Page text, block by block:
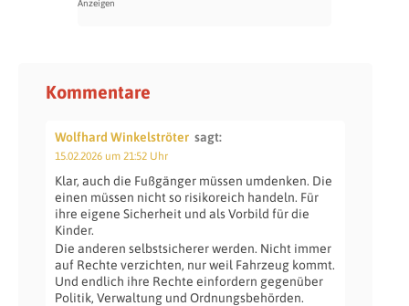
Kommentare
Wolfhard Winkelströter sagt:
15.02.2026 um 21:52 Uhr
Klar, auch die Fußgänger müssen umdenken. Die
einen müssen nicht so risikoreich handeln. Für
ihre eigene Sicherheit und als Vorbild für die
Kinder.
Die anderen selbstsicherer werden. Nicht immer
auf Rechte verzichten, nur weil Fahrzeug kommt.
Und endlich ihre Rechte einfordern gegenüber
Politik, Verwaltung und Ordnungsbehörden.